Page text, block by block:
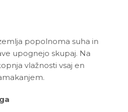
popolnoma suha in
upognejo skupaj. Na
vlažnosti vsaj en